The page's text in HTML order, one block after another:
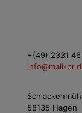
+(49) 2331
info@mali-
58135 Hagen